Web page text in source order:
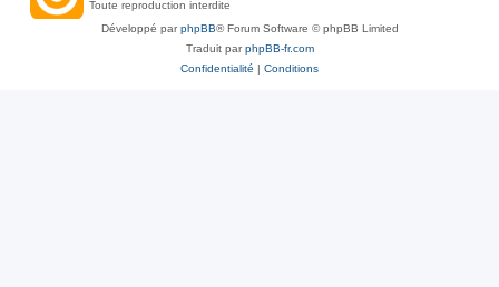
Toute reproduction interdite
Développé parphpBB® Forum Software © phpBB Limited
Traduit parphpBB-fr.com
Confidentialité | Conditions